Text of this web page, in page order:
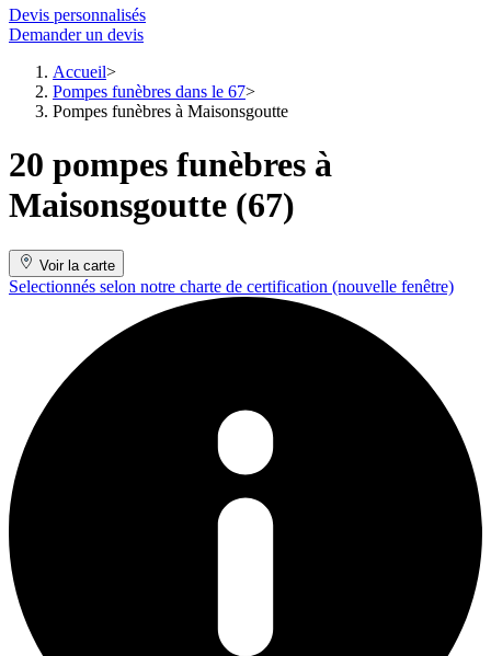
Devis personnalisés
Demander un devis
Accueil
Pompes funèbres dans le 67
Pompes funèbres à Maisonsgoutte
20 pompes funèbres à
Maisonsgoutte (67)
Voir la carte
Selectionnés selon notre charte de certification (nouvelle fenêtre)